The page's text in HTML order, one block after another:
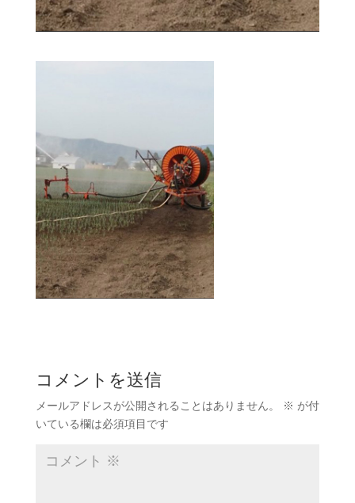
コメントを送信
メールアドレスが公開されることはありません。 ※ が付
いている欄は必須項目です